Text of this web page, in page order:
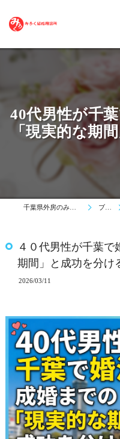
40代男性が千
「現実的な期
千葉県外房のみろく結婚相談所 ブログ
４０代男性が千葉で
期間」と成功を分け
2026/03/11